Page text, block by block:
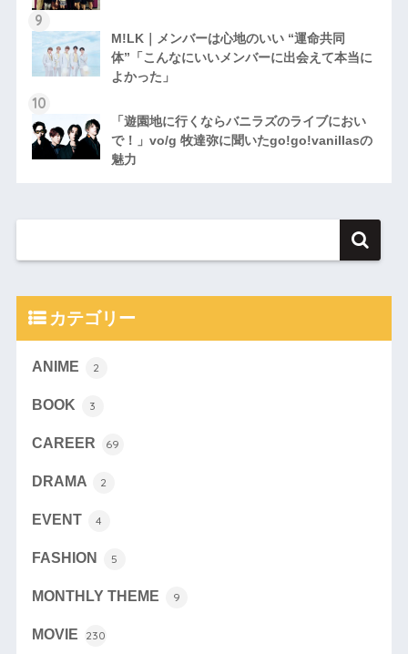
M!LK｜メンバーは心地のいい “運命共同
体”「こんなにいいメンバーに出会えて本当に
よかった」
「遊園地に行くならバニラズのライブにおい
で！」vo/g 牧達弥に聞いたgo!go!vanillasの
魅力
カテゴリー
ANIME 2
BOOK 3
CAREER 69
DRAMA 2
EVENT 4
FASHION 5
MONTHLY THEME 9
MOVIE 230